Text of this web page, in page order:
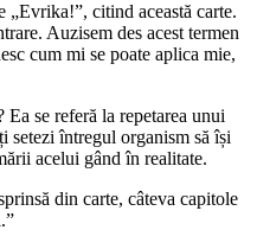
„Evrika!”, citind această carte.
Auzisem des acest termen
cum mi se poate aplica mie,
Ea se referă la repetarea unui
setezi întregul organism să își
acelui gând în realitate.
din carte, câteva capitole